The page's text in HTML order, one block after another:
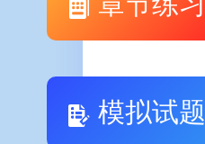
模拟试题